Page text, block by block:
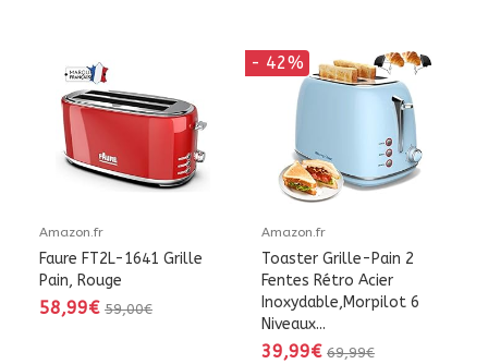
Amazon.fr
Faure FT2L-1641 Grille
Pain, Rouge
58,99€ 59,00€
- 42%
Amazon.fr
Toaster Grille-Pain 2
Fentes Rétro Acier
Inoxydable,Morpilot 6
Niveaux...
39,99€ 69,99€